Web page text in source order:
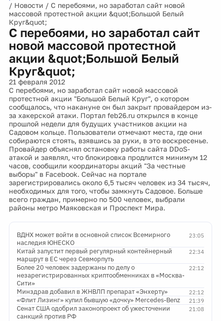
/ Новости / С перебоями, но заработал сайт новой
массовой протестной акции &quot;Большой Белый
Круг&quot;
С перебоями, но заработал сайт
новой массовой протестной
акции &quot;Большой Белый
Круг&quot;
21 февраля 2012
С перебоями, но заработал сайт новой массовой
протестной акции "Большой Белый Круг", о котором
сообщалось, что накануне он был закрыт провайдером из-
за хакерской атаки. Портал feb26.ru открылся в конце
прошлой недели для будущих участников акции на
Садовом кольце. Пользователи отмечают места, где они
собираются стоять, взявшись за руки, в это воскресенье.
Провайдер объяснял остановку работы сайта DDoS-
атакой и заявлял, что блокировка продлится минимум 12
часов, сообщили координаторы акций "За честные
выборы" в Facebook. Сейчас на портале
зарегистрировались около 6,5 тысяч человек из 34 тысяч,
необходимых для того, чтобы замкнуть Садовое. Больше
всего граждан, примерно по 500 человек, выбрали
районы метро Маяковская и Проспект Мира.
23:05
ВДНХ может войти в основной список Всемирного
наследия ЮНЕСКО
22:34
Китай запустит первый регулярный контейнерный
маршрут в ЕС через Севморпуть
22:12
Более 20 человек задержаны по делу о
незарегистрированных криптообменниках в «Москва-
Сити»
22:12
Минздрав добавил в ЖНВЛП препарат «Энхерту»
21:39
«Флит Лизинг» купил бывшую «дочку» Mercedes-Benz
21:08
Сенат США одобрил законопроект об ужесточении
санкций против РФ